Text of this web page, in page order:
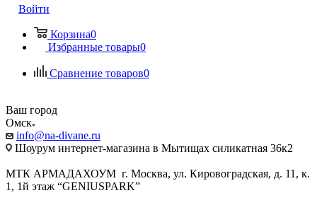
Войти
Корзина0
Избранные товары0
Сравнение товаров0
Ваш город
Омск
info@na-divane.ru
Шоурум интернет-магазина в Мытищах силикатная 36к2
МТК АРМАДАХОУМ г. Москва, ул. Кировоградская, д. 11, к.
1, 1й этаж “GENIUSPARK”